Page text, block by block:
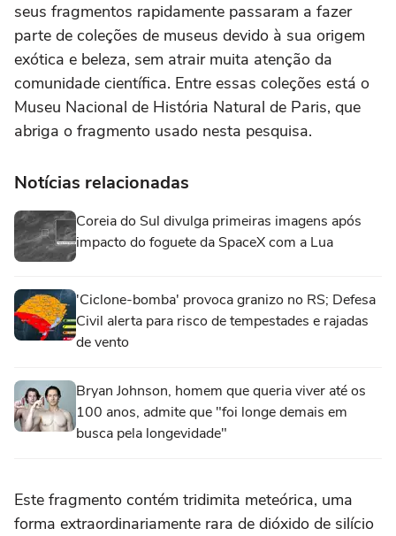
seus fragmentos rapidamente passaram a fazer
parte de coleções de museus devido à sua origem
exótica e beleza, sem atrair muita atenção da
comunidade científica. Entre essas coleções está o
Museu Nacional de História Natural de Paris, que
abriga o fragmento usado nesta pesquisa.
Notícias relacionadas
Coreia do Sul divulga primeiras imagens após
impacto do foguete da SpaceX com a Lua
'Ciclone-bomba' provoca granizo no RS; Defesa
Civil alerta para risco de tempestades e rajadas
de vento
Bryan Johnson, homem que queria viver até os
100 anos, admite que "foi longe demais em
busca pela longevidade"
Este fragmento contém tridimita meteórica, uma
forma extraordinariamente rara de dióxido de silício